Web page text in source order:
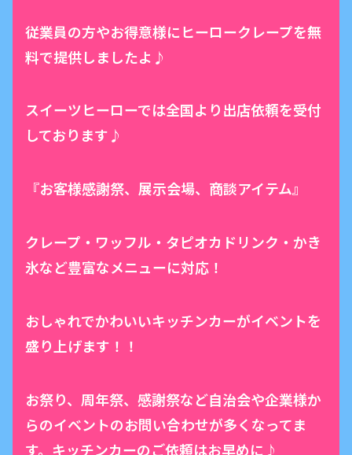
従業員の方やお得意様にヒーロークレープを無
料で提供しましたよ♪
スイーツヒーローでは全国より出店依頼を受付
しております♪
『お客様感謝祭、展示会場、商談アイテム』
クレープ・ワッフル・タピオカドリンク・かき
氷など豊富なメニューに対応！
おしゃれでかわいいキッチンカーがイベントを
盛り上げます！！
お祭り、周年祭、感謝祭など自治会や企業様か
らのイベントのお問い合わせが多くなってま
す。キッチンカーのご依頼はお早めに♪